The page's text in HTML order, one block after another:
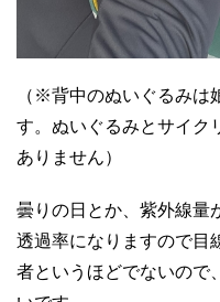
（※背中のぬいぐるみは
す。ぬいぐるみとサイク
ありません）
曇りの日とか、紫外線量
透過率になりますので目
者というほどでないので